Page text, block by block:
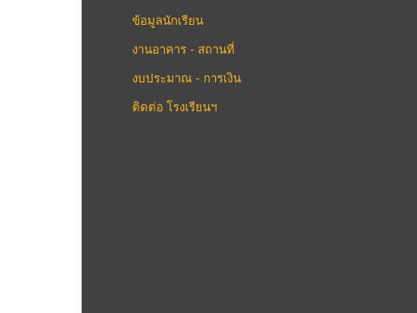
ข้อมูลนักเรียน
งานอาคาร - สถานที่
งบประมาณ - การเงิน
ติดต่อ โรงเรียนฯ